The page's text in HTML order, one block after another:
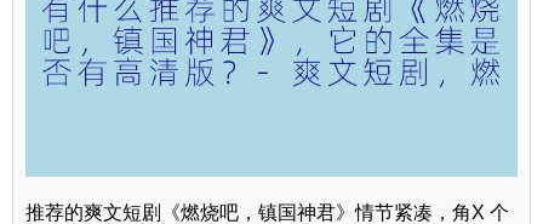
推荐的爽文短剧《燃烧吧，镇国神君》情节紧凑，角X 个